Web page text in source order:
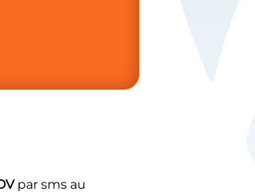
par sms au